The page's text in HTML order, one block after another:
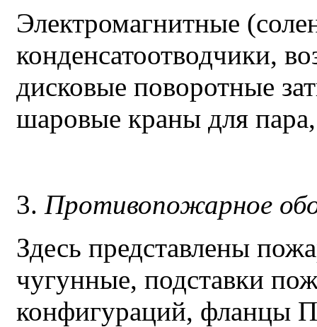
Электромагнитные
конденсатоотводчики,
дисковые поворотные
шаровые краны для
3. Противопожарное
Здесь представлены
чугунные, подставки
конфигураций, фланцы